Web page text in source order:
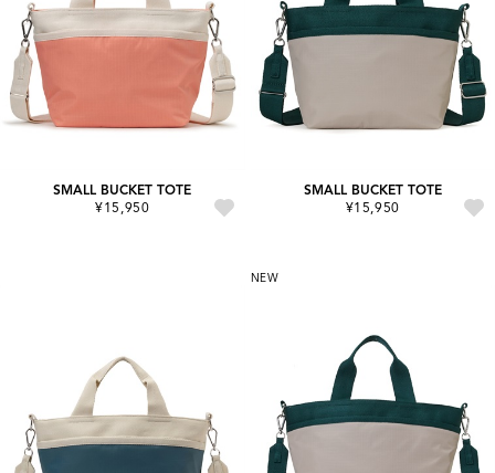
SMALL BUCKET TOTE
¥15,950
SMALL BUCKET TOTE
¥15,950
NEW